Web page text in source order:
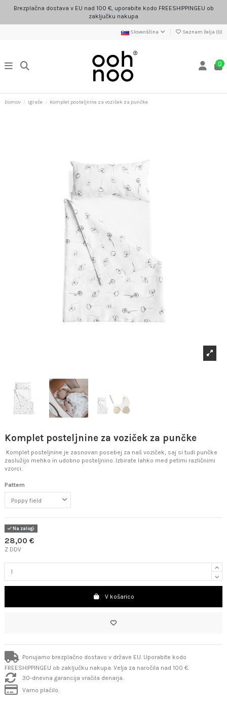
Brezplačna dostava v EU nad 100 €, uporabite kodo FREESHIPPINGEU ob
zaključku nakupa
Slovenščina Seznam želja (0)
0
Domov Igrače Komplet posteljnine za voziček za punčke
Komplet posteljnine za voziček za punčke
Komplet posteljnine je zasnovan posebej za naš voziček, saj si tudi punčke
zaslužijo mehko in udobno posteljnino. Izbirate lahko med petimi različnimi
vzorci.
Pattern
Na zalogi
28,00 €
Z DDV
V košarico
Ponujamo brezplačno dostavo v države EU. Uporabite kodo
FREESHIPPINGEU ob zaključku nakupa. Velja za naročila nad 100 €.
30-dnevna garancija vračila denarja.
Varno plačilo.